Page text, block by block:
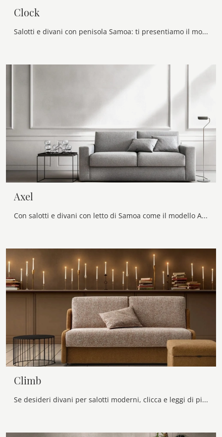
Clock
Salotti e divani con penisola Samoa: ti presentiamo il modello Clock in tessuto per completare la zona giorno.
Axel
Con salotti e divani con letto di Samoa come il modello Axel in tessuto, potrai completare il tuo progetto d'arredo.
Climb
Se desideri divani per salotti moderni, clicca e leggi di più sul modello Climb in tessuto dell'azienda Samoa.